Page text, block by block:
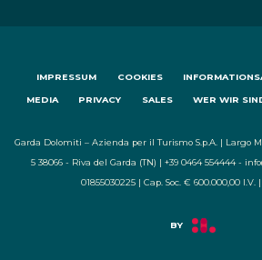
IMPRESSUM COOKIES
MEDIA PRIVACY SALES WER WIR
Garda Dolomiti – Azienda per il Turismo S.p.A. | Largo
5 38066 - Riva del Garda (TN) | +39 0464 554444 -
01855030225 | Cap. Soc. € 600.000,00 I.V.